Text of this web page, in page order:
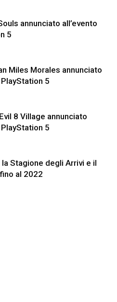
annunciato all’evento
5
Miles Morales annunciato
PlayStation 5
8 Village annunciato
PlayStation 5
la Stagione degli Arrivi e il
al 2022